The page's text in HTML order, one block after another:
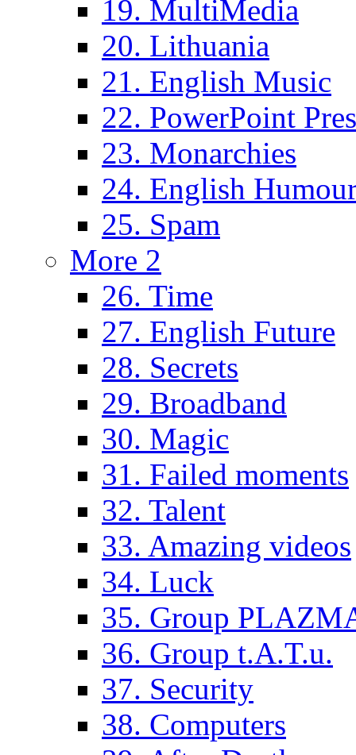
19. MultiMedia
20. Lithuania
21. English Music
22. PowerPoint
23. Monarchies
24. English
25. Spam
More 2
26. Time
27. English Future
28. Secrets
29. Broadband
30. Magic
31. Failed moments
32. Talent
33. Amazing videos
34. Luck
35. Group
36. Group t.A.T.u.
37. Security
38. Computers